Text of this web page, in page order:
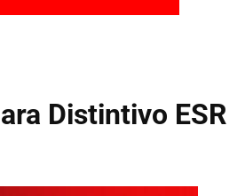
Distintivo ESR